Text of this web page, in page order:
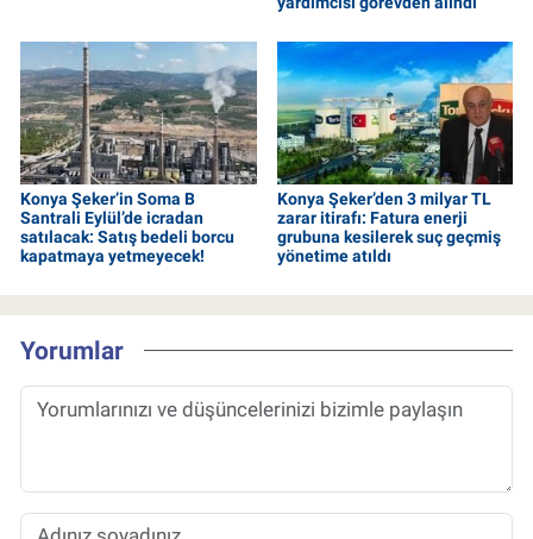
Konya Şeker’in Soma B
Santrali Eylül’de icradan
satılacak: Satış bedeli borcu
kapatmaya yetmeyecek!
Konya Şeker’den 3 milyar TL
zarar itirafı: Fatura enerji
grubuna kesilerek suç geçmiş
yönetime atıldı
Yorumlar